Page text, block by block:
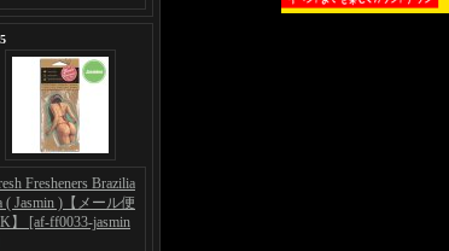
Fresheners Brazilia
( Jasmin )【メール便
】 [af-ff0033-jasmin